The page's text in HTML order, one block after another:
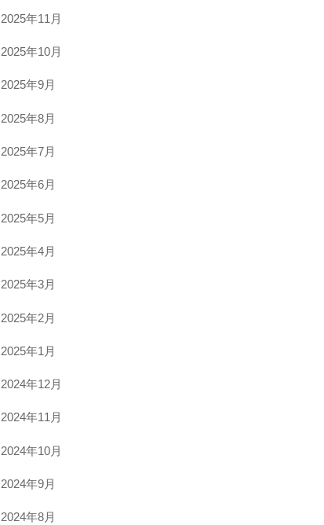
2025年11月
2025年10月
2025年9月
2025年8月
2025年7月
2025年6月
2025年5月
2025年4月
2025年3月
2025年2月
2025年1月
2024年12月
2024年11月
2024年10月
2024年9月
2024年8月